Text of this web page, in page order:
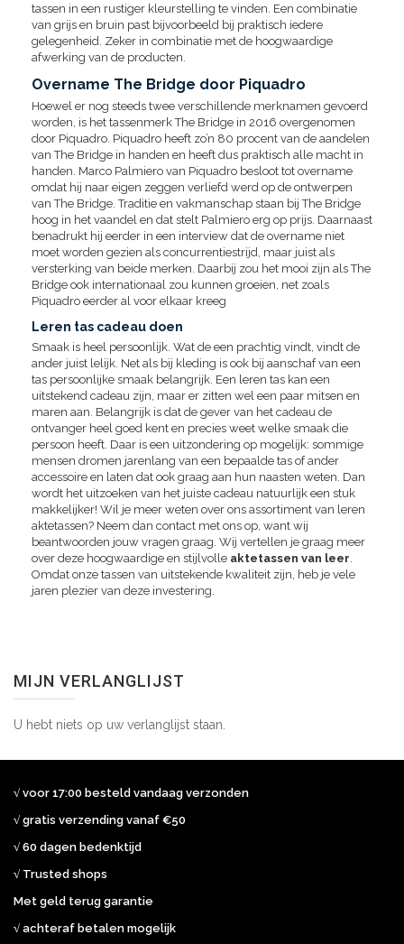
tassen in een rustiger kleurstelling te vinden. Een combinatie
van grijs en bruin past bijvoorbeeld bij praktisch iedere
gelegenheid. Zeker in combinatie met de hoogwaardige
afwerking van de producten.
Overname The Bridge door Piquadro
Hoewel er nog steeds twee verschillende merknamen gevoerd
worden, is het tassenmerk The Bridge in 2016 overgenomen
door Piquadro. Piquadro heeft zo’n 80 procent van de aandelen
van The Bridge in handen en heeft dus praktisch alle macht in
handen. Marco Palmiero van Piquadro besloot tot overname
omdat hij naar eigen zeggen verliefd werd op de ontwerpen
van The Bridge. Traditie en vakmanschap staan bij The Bridge
hoog in het vaandel en dat stelt Palmiero erg op prijs. Daarnaast
benadrukt hij eerder in een interview dat de overname niet
moet worden gezien als concurrentiestrijd, maar juist als
versterking van beide merken. Daarbij zou het mooi zijn als The
Bridge ook internationaal zou kunnen groeien, net zoals
Piquadro eerder al voor elkaar kreeg
Leren tas cadeau doen
Smaak is heel persoonlijk. Wat de een prachtig vindt, vindt de
ander juist lelijk. Net als bij kleding is ook bij aanschaf van een
tas persoonlijke smaak belangrijk. Een leren tas kan een
uitstekend cadeau zijn, maar er zitten wel een paar mitsen en
maren aan. Belangrijk is dat de gever van het cadeau de
ontvanger heel goed kent en precies weet welke smaak die
persoon heeft. Daar is een uitzondering op mogelijk: sommige
mensen dromen jarenlang van een bepaalde tas of ander
accessoire en laten dat ook graag aan hun naasten weten. Dan
wordt het uitzoeken van het juiste cadeau natuurlijk een stuk
makkelijker! Wil je meer weten over ons assortiment van leren
aktetassen? Neem dan contact met ons op, want wij
beantwoorden jouw vragen graag. Wij vertellen je graag meer
over deze hoogwaardige en stijlvolle aktetassen van leer
Omdat onze tassen van uitstekende kwaliteit zijn, heb je vele
jaren plezier van deze investering.
MIJN VERLANGLIJST
U hebt niets op uw verlanglijst staan.
√ voor 17:00 besteld vandaag verzonden
√ gratis verzending vanaf €50
√ 60 dagen bedenktijd
√ Trusted shops
Met geld terug garantie
√ achteraf betalen mogelijk